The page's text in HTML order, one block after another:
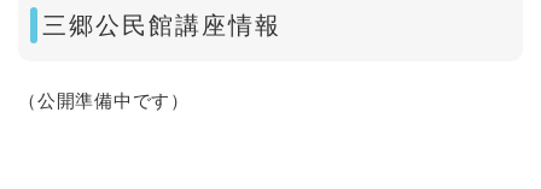
三郷公民館講座情報
（公開準備中です）